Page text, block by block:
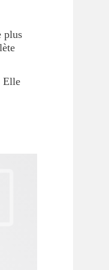
plus
Elle